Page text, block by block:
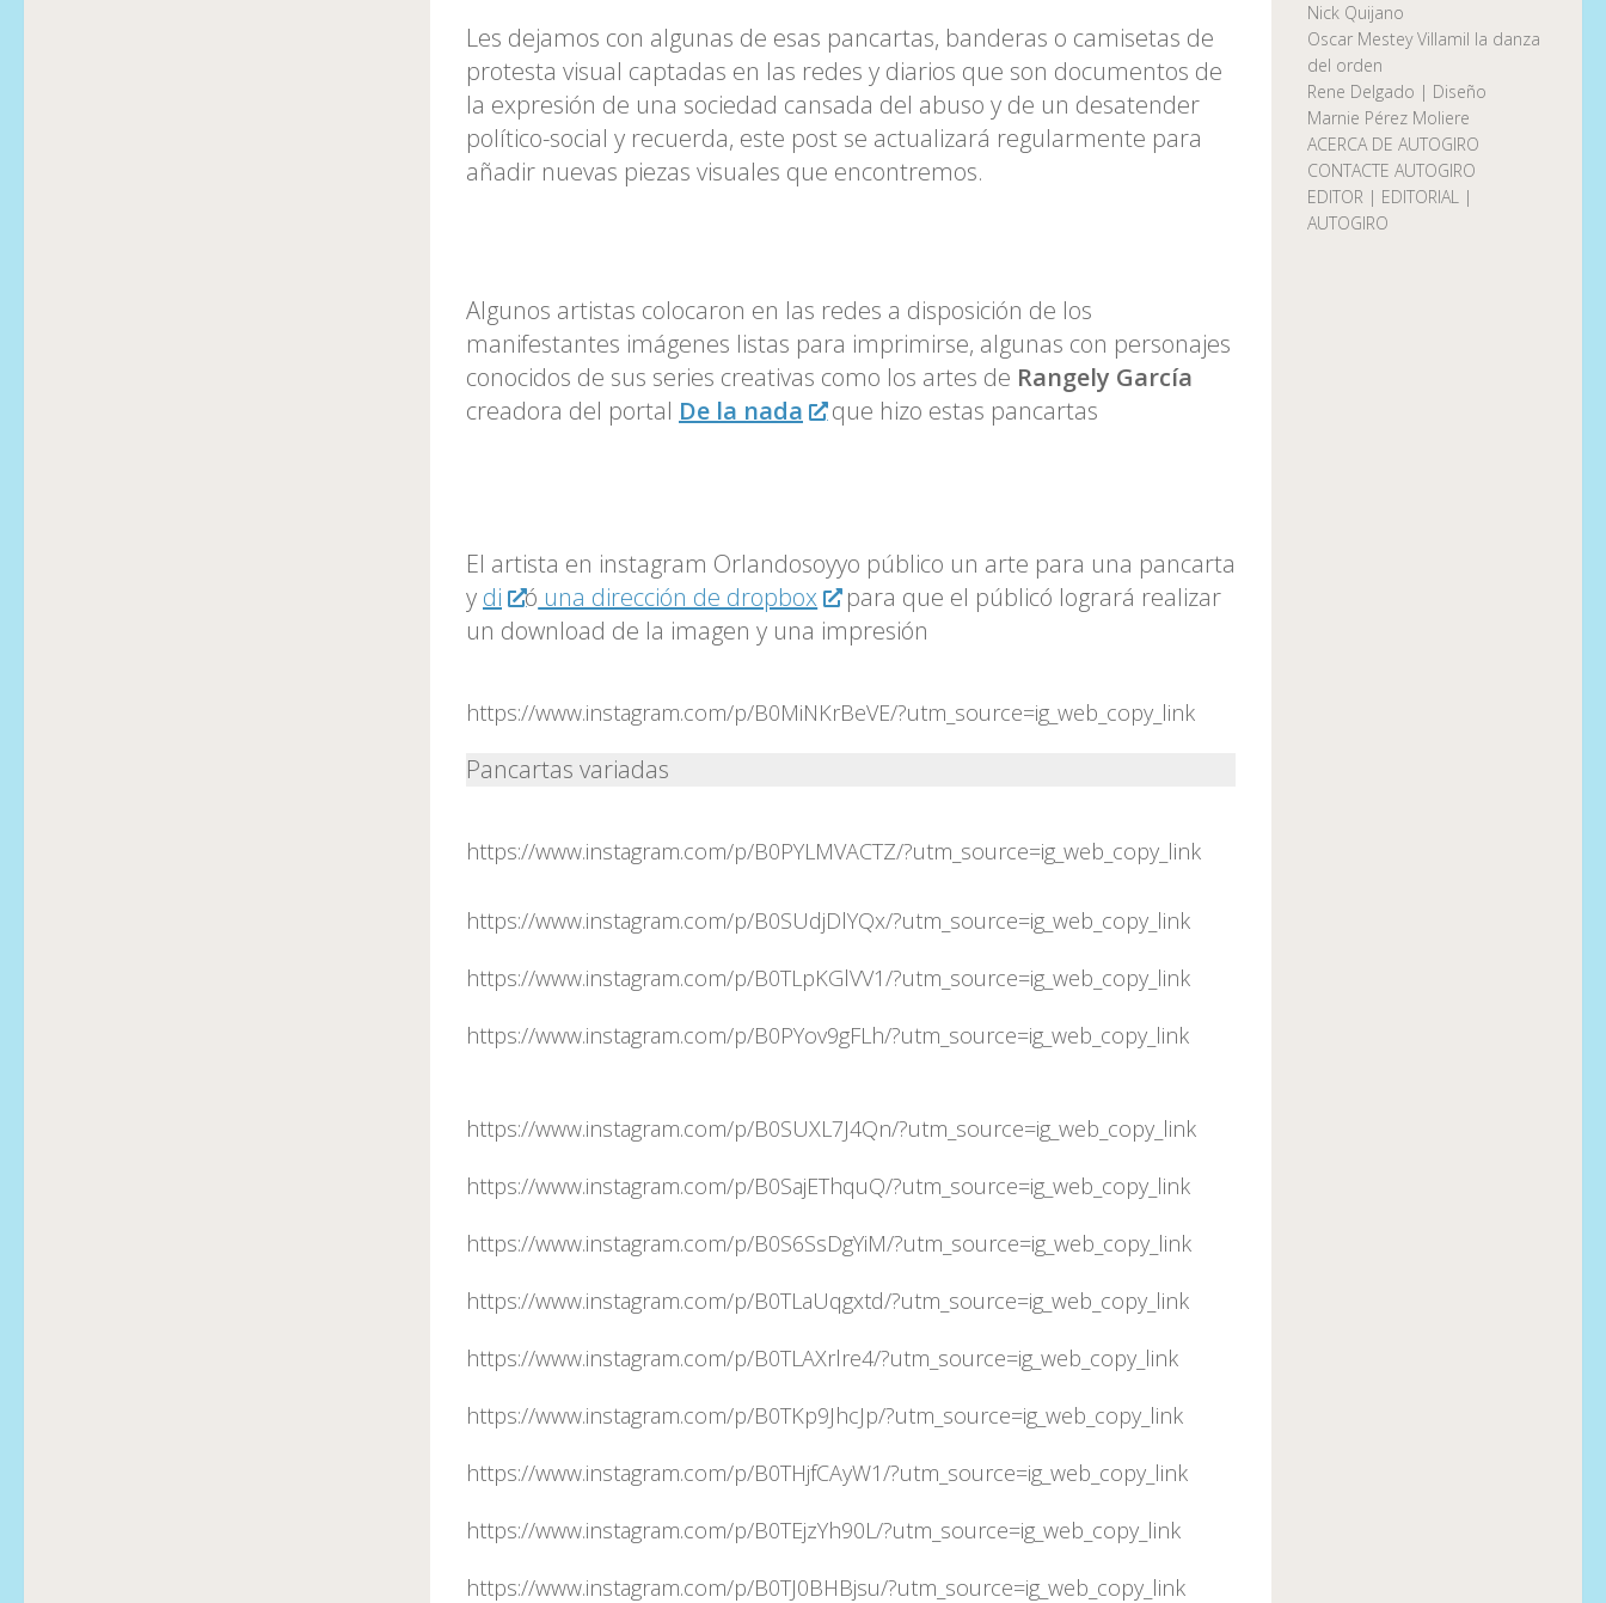
Les dejamos con algunas de esas pancartas, banderas o camisetas de
protesta visual captadas en las redes y diarios que son documentos de
la expresión de una sociedad cansada del abuso y de un desatender
político-social y recuerda, este post se actualizará regularmente para
añadir nuevas piezas visuales que encontremos.
Algunos artistas colocaron en las redes a disposición de los
manifestantes imágenes listas para imprimirse, algunas con personajes
conocidos de sus series creativas como los artes de Rangely García
creadora del portal De la nada que hizo estas pancartas
El artista en instagram Orlandosoyyo público un arte para una pancarta
y di ó una dirección de dropbox
para que el públicó logrará realizar
un download de la imagen y una impresión
https://www.instagram.com/p/B0MiNKrBeVE/?utm_source=ig_web_copy_link
Pancartas variadas
https://www.instagram.com/p/B0PYLMVACTZ/?utm_source=ig_web_copy_link
https://www.instagram.com/p/B0SUdjDlYQx/?utm_source=ig_web_copy_link
https://www.instagram.com/p/B0TLpKGlVV1/?utm_source=ig_web_copy_link
https://www.instagram.com/p/B0PYov9gFLh/?utm_source=ig_web_copy_link
https://www.instagram.com/p/B0SUXL7J4Qn/?utm_source=ig_web_copy_link
https://www.instagram.com/p/B0SajEThquQ/?utm_source=ig_web_copy_link
https://www.instagram.com/p/B0S6SsDgYiM/?utm_source=ig_web_copy_link
https://www.instagram.com/p/B0TLaUqgxtd/?utm_source=ig_web_copy_link
https://www.instagram.com/p/B0TLAXrlre4/?utm_source=ig_web_copy_link
https://www.instagram.com/p/B0TKp9JhcJp/?utm_source=ig_web_copy_link
https://www.instagram.com/p/B0THjfCAyW1/?utm_source=ig_web_copy_link
https://www.instagram.com/p/B0TEjzYh90L/?utm_source=ig_web_copy_link
https://www.instagram.com/p/B0TJ0BHBjsu/?utm_source=ig_web_copy_link
Nick Quijano
Oscar Mestey Villamil la danza
del orden
Rene Delgado | Diseño
Marnie Pérez Moliere
ACERCA DE AUTOGIRO
CONTACTE AUTOGIRO
EDITOR | EDITORIAL |
AUTOGIRO